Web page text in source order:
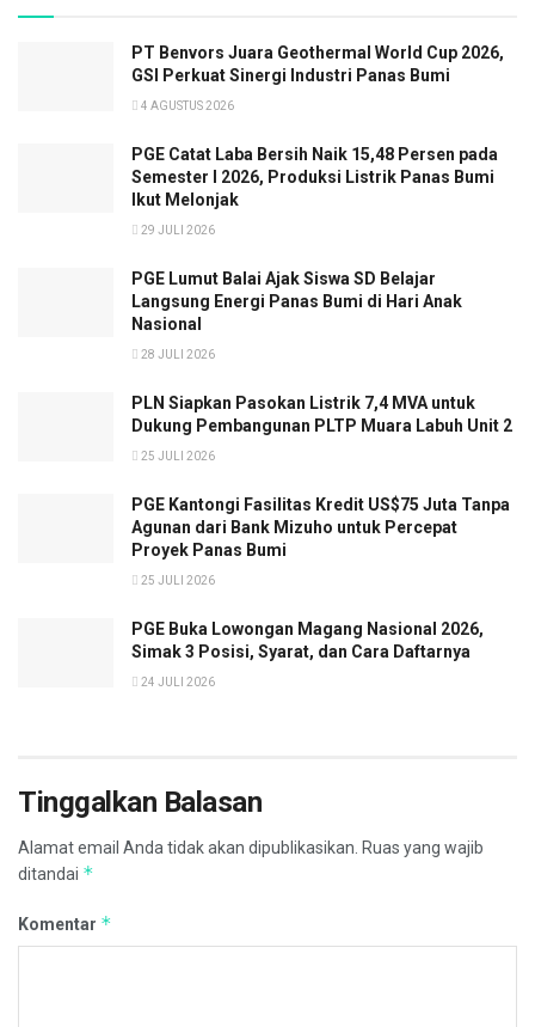
PT Benvors Juara Geothermal World Cup 2026,
GSI Perkuat Sinergi Industri Panas Bumi
4 AGUSTUS 2026
PGE Catat Laba Bersih Naik 15,48 Persen pada
Semester I 2026, Produksi Listrik Panas Bumi
Ikut Melonjak
29 JULI 2026
PGE Lumut Balai Ajak Siswa SD Belajar
Langsung Energi Panas Bumi di Hari Anak
Nasional
28 JULI 2026
PLN Siapkan Pasokan Listrik 7,4 MVA untuk
Dukung Pembangunan PLTP Muara Labuh Unit 2
25 JULI 2026
PGE Kantongi Fasilitas Kredit US$75 Juta Tanpa
Agunan dari Bank Mizuho untuk Percepat
Proyek Panas Bumi
25 JULI 2026
PGE Buka Lowongan Magang Nasional 2026,
Simak 3 Posisi, Syarat, dan Cara Daftarnya
24 JULI 2026
Tinggalkan Balasan
Alamat email Anda tidak akan dipublikasikan. Ruas yang wajib
ditandai *
Komentar *